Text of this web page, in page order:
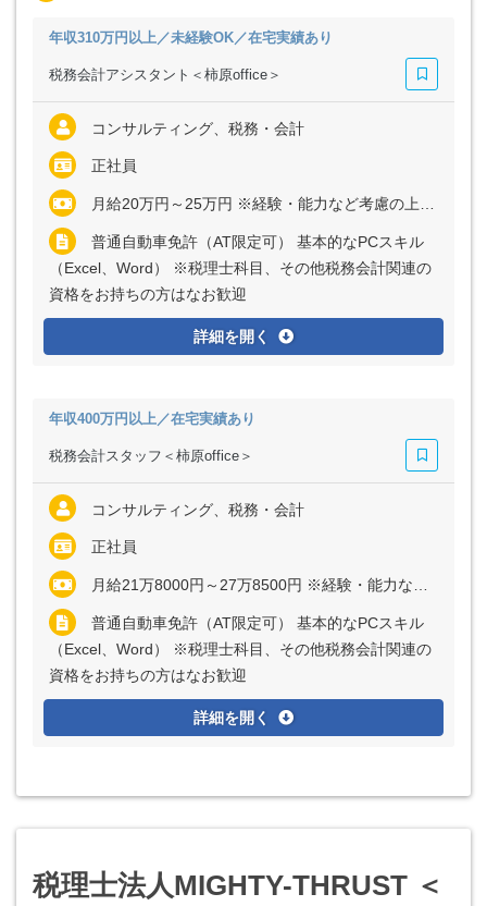
年収310万円以上／未経験OK／在宅実績あり
税務会計アシスタント＜柿原office＞
コンサルティング、税務・会計
正社員
月給20万円～25万円 ※経験・能力など考慮の上、決定いたします ※上記に固定残業代（月10時間分＝1万6000円～2万円）を含む ※超過分は別途全額支給
普通自動車免許（AT限定可） 基本的なPCスキル
（Excel、Word） ※税理士科目、その他税務会計関連の
資格をお持ちの方はなお歓迎
詳細を開く
年収400万円以上／在宅実績あり
税務会計スタッフ＜柿原office＞
コンサルティング、税務・会計
正社員
月給21万8000円～27万8500円 ※経験・能力など考慮の上、決定いたします ※上記に固定残業代（月10時間分＝1万8000円～2万8500円）を含む ※超過分は別途全額支給
普通自動車免許（AT限定可） 基本的なPCスキル
（Excel、Word） ※税理士科目、その他税務会計関連の
資格をお持ちの方はなお歓迎
詳細を開く
税理士法人MIGHTY-THRUST ＜